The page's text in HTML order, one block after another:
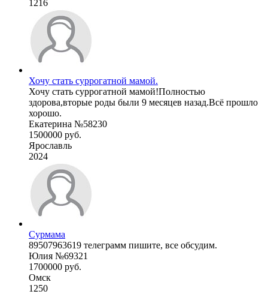
1216
Хочу стать суррогатной мамой.
Хочу стать суррогатной мамой!Полностью
здорова,вторые роды были 9 месяцев назад.Всё прошло
хорошо.
Екатерина №58230
1500000 руб.
Ярославль
2024
Сурмама
89507963619 телеграмм пишите, все обсудим.
Юлия №69321
1700000 руб.
Омск
1250